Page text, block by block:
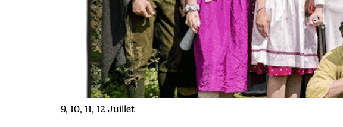
9, 10, 11, 12 Juillet